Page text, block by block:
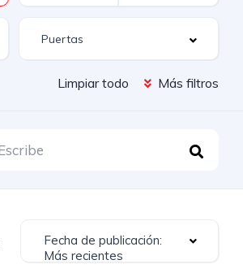
Limpiar todo Más filtros
Fecha de publicación:
Más recientes